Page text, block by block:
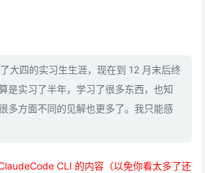
大四的实习生生涯，现在到 12 月末后终
是实习了半年，学习了很多东西，也知
多方面不同的见解也更多了。我只能感
CLI 的内容（以免你看太多了还